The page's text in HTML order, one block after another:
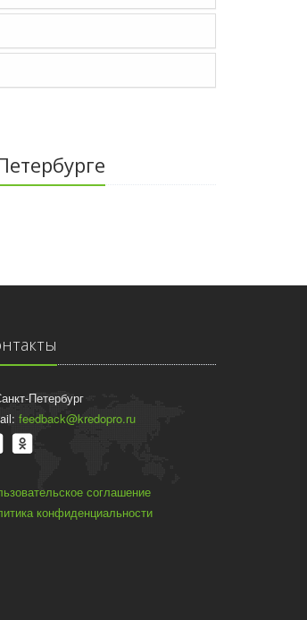
Петербург
feedback@kredopro.ru
соглашение
конфиденциальности